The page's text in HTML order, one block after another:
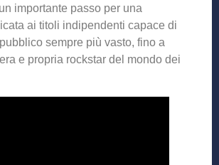
importante passo per una
ai titoli indipendenti capace di
sempre più vasto, fino a
e propria rockstar del mondo dei